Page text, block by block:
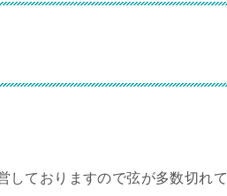
ておりますので弦が多数切れて